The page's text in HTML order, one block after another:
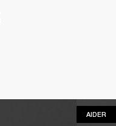
AIDER